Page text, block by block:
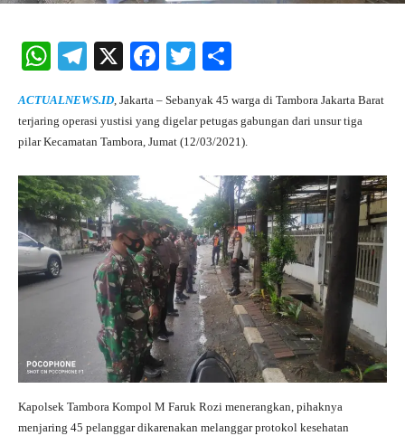
W
ts
A
pp
Te
gr
a
m
X
Fa
bo
ok
T
tte
r
re
ACTUALNEWS.ID , Jakarta – Sebanyak 45 warga di Tambora Jakarta Barat
terjaring operasi yustisi yang digelar petugas gabungan dari unsur tiga
pilar Kecamatan Tambora, Jumat (12/03/2021).
Kapolsek Tambora Kompol M Faruk Rozi menerangkan, pihaknya
menjaring 45 pelanggar dikarenakan melanggar protokol kesehatan